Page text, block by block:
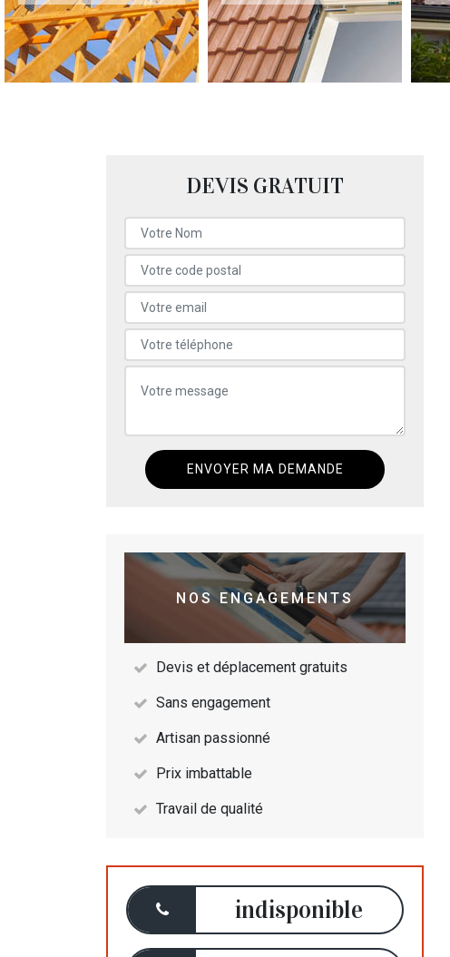
DEVIS GRATUIT
NOS ENGAGEMENTS
Devis et déplacement gratuits
Sans engagement
Artisan passionné
Prix imbattable
Travail de qualité
indisponible